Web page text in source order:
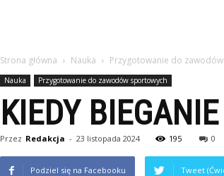
Strona główna Nauka Przygotowanie do
Nauka Przygotowanie do zawodów sportowych
KIEDY
Przez Redakcja - 23 listopada 2024 195 0
Podziel się na Facebooku Tweet